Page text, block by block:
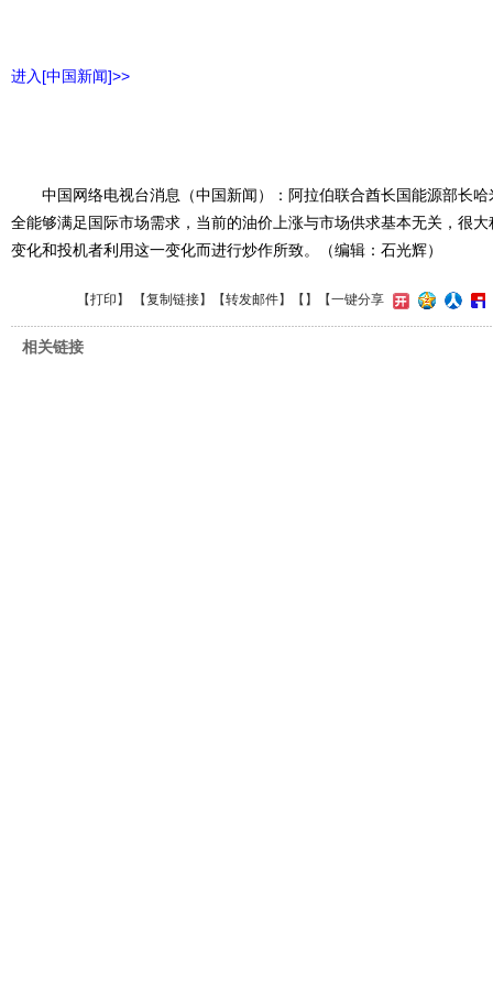
进入[中国新闻]>>
中国网络电视台消息（中国新闻）：阿拉伯联合酋长国能源部长哈
全能够满足国际市场需求，当前的油价上涨与市场供求基本无关，很
变化和投机者利用这一变化而进行炒作所致。（编辑：石光辉）
【打印 】 【复制链接】【转发邮件】【 】 【一键分享
相关链接